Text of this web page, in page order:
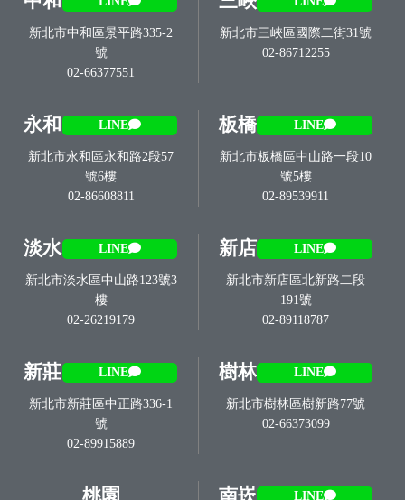
新北市中和區景平路335-2
號
02-66377551
新北市三峽區國際二街31號
02-86712255
永和 LINE
新北市永和區永和路2段57
號6樓
02-86608811
板橋 LINE
新北市板橋區中山路一段10
號5樓
02-89539911
淡水 LINE
新北市淡水區中山路123號3
樓
02-26219179
新店 LINE
新北市新店區北新路二段
191號
02-89118787
新莊 LINE
新北市新莊區中正路336-1
號
02-89915889
樹林 LINE
新北市樹林區樹新路77號
02-66373099
LINE